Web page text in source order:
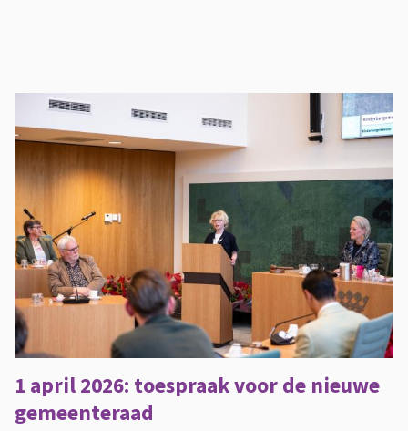
l
i
j
b
a
a
n
b
i
j
Z
w
1 april 2026: toespraak voor de nieuwe
gemeenteraad